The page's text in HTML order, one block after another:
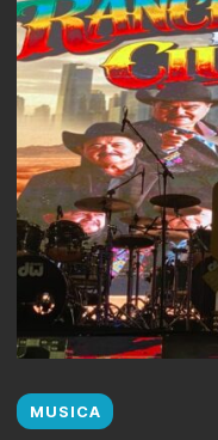
MUSICA